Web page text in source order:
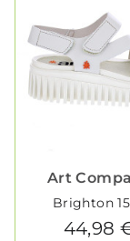
Art
Brighton
44,98